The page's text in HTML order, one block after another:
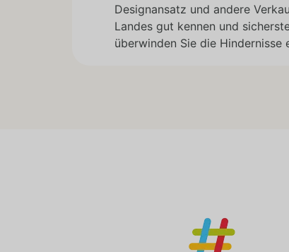
Designansatz und andere
Landes gut kennen und
überwinden Sie die Hindernisse